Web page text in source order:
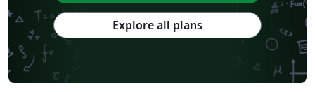
Explore all plans